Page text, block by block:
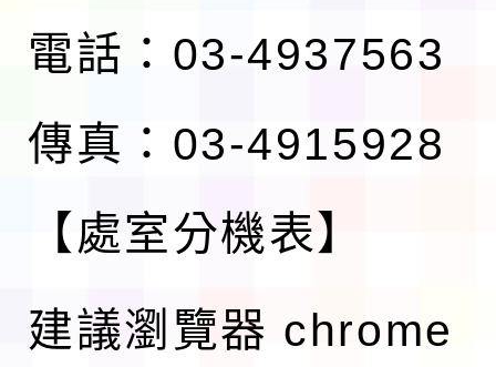
電話：03-4937563
傳真：03-4915928
【處室分機表】
建議瀏覽器 chrome